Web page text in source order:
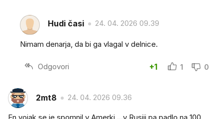
Hudi časi 24. 04. 2026 09.39
Nimam denarja, da bi ga vlagal v delnice.
Odgovori +1 1 0
2mt8 24. 04. 2026 09.36